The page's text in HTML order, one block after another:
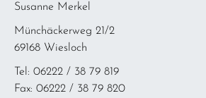
Susanne Merkel
Münchäckerweg 21/2
69168 Wiesloch
Tel: 06222 / 38 79 819
Fax: 06222 / 38 79 820